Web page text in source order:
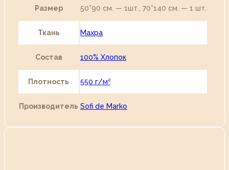
Размер 50*90 см. — 1шт., 70*140 см. — 1 шт.
Ткань Махра
Состав 100% Хлопок
Плотность 550 г/м²
Производитель Sofi de Marko